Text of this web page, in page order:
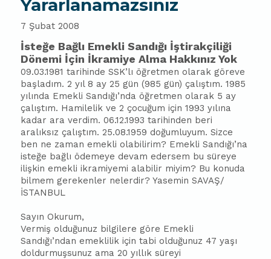
Yararlanamazsınız
7 Şubat 2008
İsteğe Bağlı Emekli Sandığı İştirakçiliği
Dönemi İçin İkramiye Alma Hakkınız Yok
09.03.1981 tarihinde SSK’lı öğretmen olarak göreve
başladım. 2 yıl 8 ay 25 gün (985 gün) çalıştım. 1985
yılında Emekli Sandığı’nda öğretmen olarak 5 ay
çalıştım. Hamilelik ve 2 çocuğum için 1993 yılına
kadar ara verdim. 06.12.1993 tarihinden beri
aralıksız çalıştım. 25.08.1959 doğumluyum. Sizce
ben ne zaman emekli olabilirim? Emekli Sandığı’na
isteğe bağlı ödemeye devam edersem bu süreye
ilişkin emekli ikramiyemi alabilir miyim? Bu konuda
bilmem gerekenler nelerdir? Yasemin SAVAŞ/
İSTANBUL
Sayın Okurum,
Vermiş olduğunuz bilgilere göre Emekli
Sandığı’ndan emeklilik için tabi olduğunuz 47 yaşı
doldurmuşsunuz ama 20 yıllık süreyi